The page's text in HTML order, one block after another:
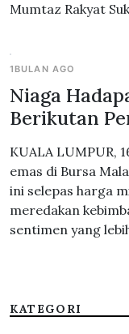
Mumtaz Rakyat
1BULAN AGO
Niaga
Berikutan
KUALA LUMPUR,
emas di Bursa
ini selepas harga
meredakan
sentimen yang
KATEGORI